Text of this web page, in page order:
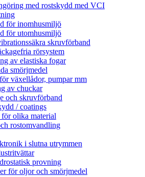
med rostskydd med VCI
för inomhusmiljö
för utomhusmiljö
skruvförband
rörsystem
av elastiska fogar
smörjmedel
växellådor, pumpar mm
av chuckar
och skruvförband
/ coatings
olika material
rostomvandling
i slutna utrymmen
provning
för oljor och smörjmedel